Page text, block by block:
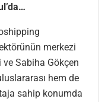
merkezi
ve Sabiha Gökçen
hem de
sahip konumda